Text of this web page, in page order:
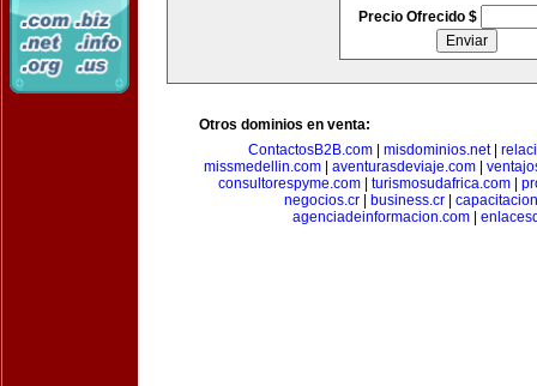
Precio Ofrecido $
Otros dominios en venta:
ContactosB2B.com
misdominios.net|
missmedellin.com
aventurasdeviaje.com
consultorespyme.com| turismosudafrica.com|
negocios.cr| business.cr|
agenciadeinformacion.com